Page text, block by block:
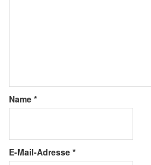
Name *
E-Mail-Adresse *